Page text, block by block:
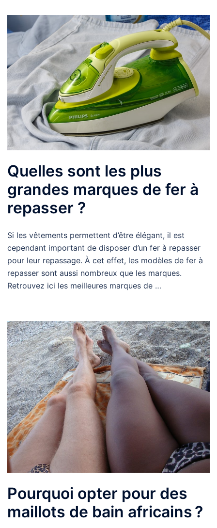
Quelles sont les plus
grandes marques de fer à
repasser ?
Si les vêtements permettent d’être élégant, il est
cependant important de disposer d’un fer à repasser
pour leur repassage. À cet effet, les modèles de fer à
repasser sont aussi nombreux que les marques.
Retrouvez ici les meilleures marques de …
Pourquoi opter pour des
maillots de bain africains ?